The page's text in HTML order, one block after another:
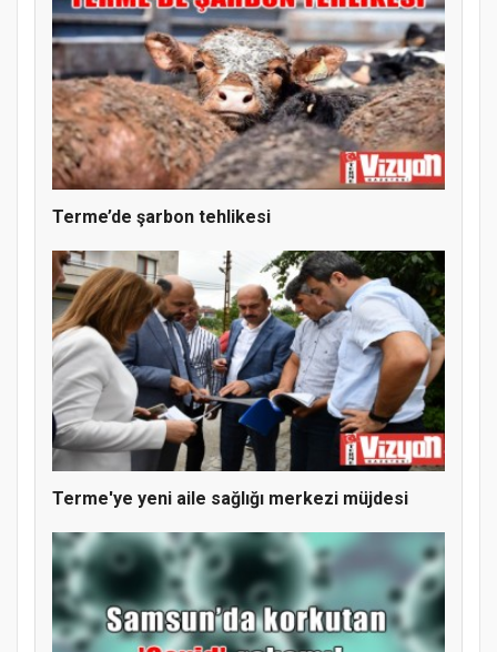
Terme’de şarbon tehlikesi
Terme'ye yeni aile sağlığı merkezi müjdesi